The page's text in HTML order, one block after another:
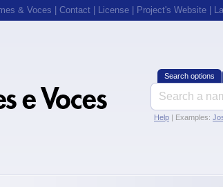
& Voces Contact License Project's Website |
Search options
Help | Examples: